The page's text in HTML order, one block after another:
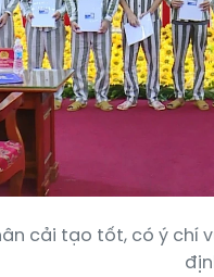
cải tạo tốt, có ý